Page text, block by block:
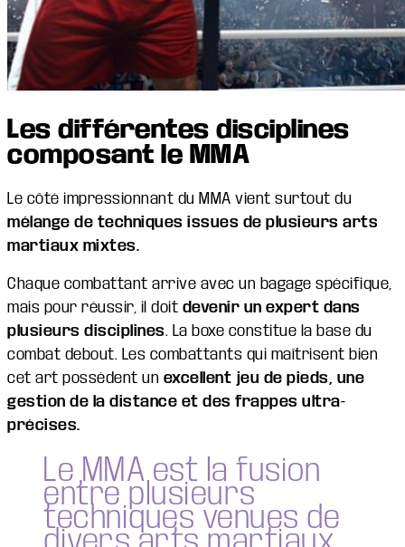
Les différentes disciplines
composant le MMA
Le côté impressionnant du MMA vient surtout du
mélange de techniques issues de plusieurs arts
martiaux mixtes.
Chaque combattant arrive avec un bagage spécifique,
mais pour réussir, il doit devenir un expert dans
plusieurs disciplines. La boxe constitue la base du
combat debout. Les combattants qui maîtrisent bien
cet art possèdent un excellent jeu de pieds, une
gestion de la distance et des frappes ultra-
précises.
Le MMA est la fusion
entre plusieurs
techniques venues de